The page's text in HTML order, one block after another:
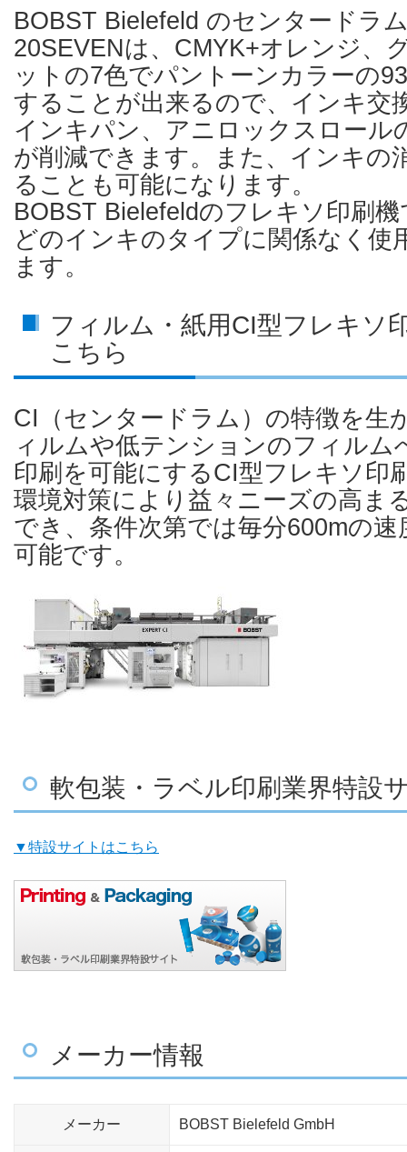
BOBST Bielefeld のセンタードラ
20SEVENは、CMYK+オレンジ、
ットの7色でパントーンカラーの
することが出来るので、インキ交
インキパン、アニロックスロール
が削減できます。また、インキの
ることも可能になります。
BOBST Bielefeldのフレキソ印刷
どのインキのタイプに関係なく使
ます。
フィルム・紙用CI型フレキソ
こちら
CI（センタードラム）の特徴を生
ィルムや低テンションのフィルム
印刷を可能にするCI型フレキソ印
環境対策により益々ニーズの高ま
でき、条件次第では毎分600mの
可能です。
軟包装・ラベル印刷業界特設
▼特設サイトはこちら
メーカー情報
メーカー BOBST Bielefeld GmbH